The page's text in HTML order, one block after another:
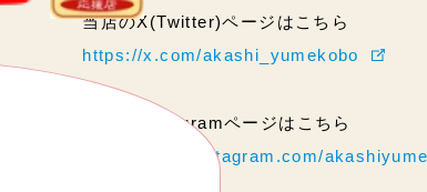
当店のX(Twitter)ページはこちら
https://x.com/akashi_yumekobo
当店のInstagramページはこちら
https://www.instagram.com/